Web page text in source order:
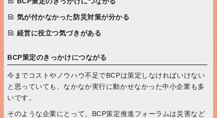
気が付かなかった防災対策が分かる
経営に役立つ気づきがある
BCP策定のきっかけにつながる
今までコストやノウハウ不足でBCPは策定しなければいけない
と思っていても、なかなか実行に動かせなかった中小企業も多
いです。
そのような企業にとって、BCP策定推進フォーラムは災害など